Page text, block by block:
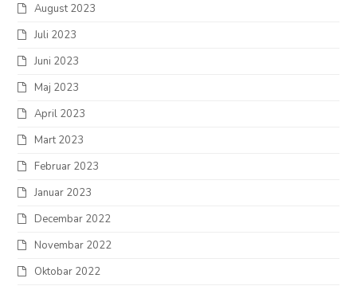
August 2023
Juli 2023
Juni 2023
Maj 2023
April 2023
Mart 2023
Februar 2023
Januar 2023
Decembar 2022
Novembar 2022
Oktobar 2022